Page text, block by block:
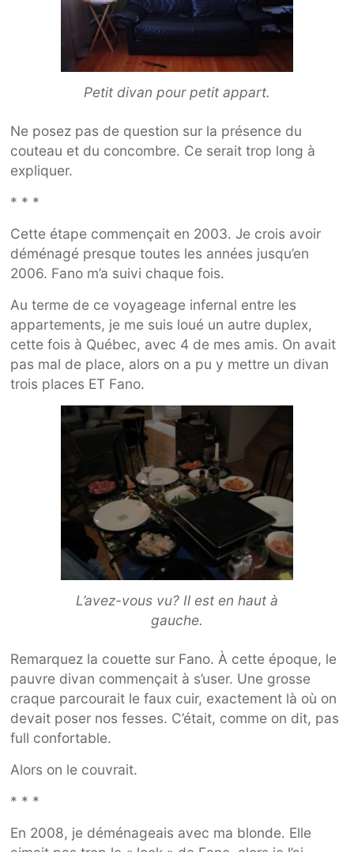
Petit divan pour petit appart.
Ne posez pas de question sur la présence du
couteau et du concombre. Ce serait trop long à
expliquer.
* * *
Cette étape commençait en 2003. Je crois avoir
déménagé presque toutes les années jusqu’en
2006. Fano m’a suivi chaque fois.
Au terme de ce voyageage infernal entre les
appartements, je me suis loué un autre duplex,
cette fois à Québec, avec 4 de mes amis. On avait
pas mal de place, alors on a pu y mettre un divan
trois places ET Fano.
L’avez-vous vu? Il est en haut à
gauche.
Remarquez la couette sur Fano. À cette époque, le
pauvre divan commençait à s’user. Une grosse
craque parcourait le faux cuir, exactement là où on
devait poser nos fesses. C’était, comme on dit, pas
full confortable.
Alors on le couvrait.
* * *
En 2008, je déménageais avec ma blonde. Elle